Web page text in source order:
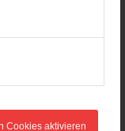
Cookies aktivieren